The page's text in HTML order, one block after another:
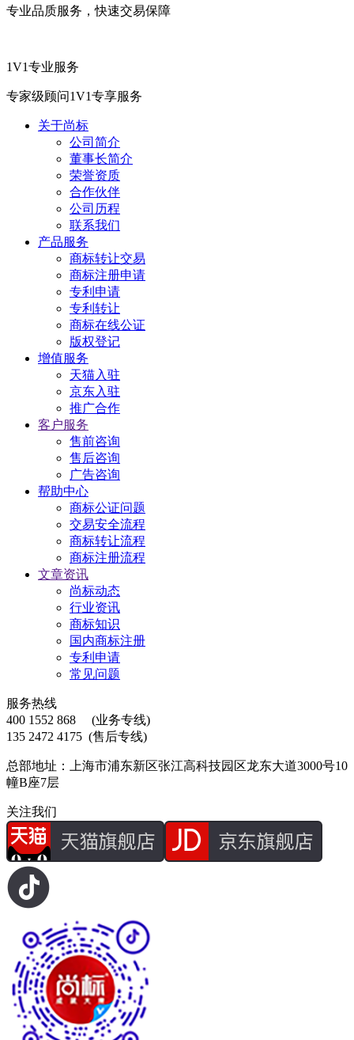
专业品质服务，快速交易保障
1V1专业服务
专家级顾问1V1专享服务
关于尚标
公司简介
董事长简介
荣誉资质
合作伙伴
公司历程
联系我们
产品服务
商标转让交易
商标注册申请
专利申请
专利转让
商标在线公证
版权登记
增值服务
天猫入驻
京东入驻
推广合作
客户服务
售前咨询
售后咨询
广告咨询
帮助中心
商标公证问题
交易安全流程
商标转让流程
商标注册流程
文章资讯
尚标动态
行业资讯
商标知识
国内商标注册
专利申请
常见问题
服务热线
400 1552 868
(业务专线)
135 2472 4175 (售后专线)
总部地址：上海市浦东新区张江高科技园区龙东大道3000号10
幢B座7层
关注我们